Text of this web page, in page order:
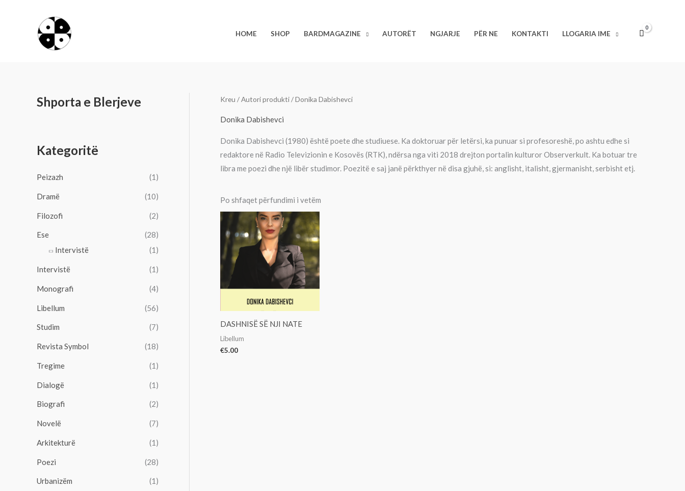
HOME SHOP BARDMAGAZINE AUTORËT NGJARJE PËR NE KONTAKTI LLOGARIA IME
Shporta e Blerjeve
Kategoritë
Peizazh (1)
Dramë (10)
Filozofi (2)
Ese
(28)
Intervistë
(1)
Intervistë (1)
Monografi (4)
Libellum (56)
Studim (7)
Revista Symbol (18)
Tregime (1)
Dialogë (1)
Biografi (2)
Novelë (7)
Arkitekturë (1)
Poezi (28)
Urbanizëm (1)
Kreu / Autori produkti / Donika Dabishevci
Donika Dabishevci
Donika Dabishevci (1980) është poete dhe studiuese. Ka doktoruar për letërsi, ka punuar si profesoreshë, po ashtu edhe si
redaktore në Radio Televizionin e Kosovës (RTK), ndërsa nga viti 2018 drejton portalin kulturor Observerkult. Ka botuar tre
libra me poezi dhe një libër studimor. Poezitë e saj janë përkthyer në disa gjuhë, si: anglisht, italisht, gjermanisht, serbisht etj.
Po shfaqet përfundimi i vetëm
DASHNISË SË NJI NATE
Libellum
€5.00